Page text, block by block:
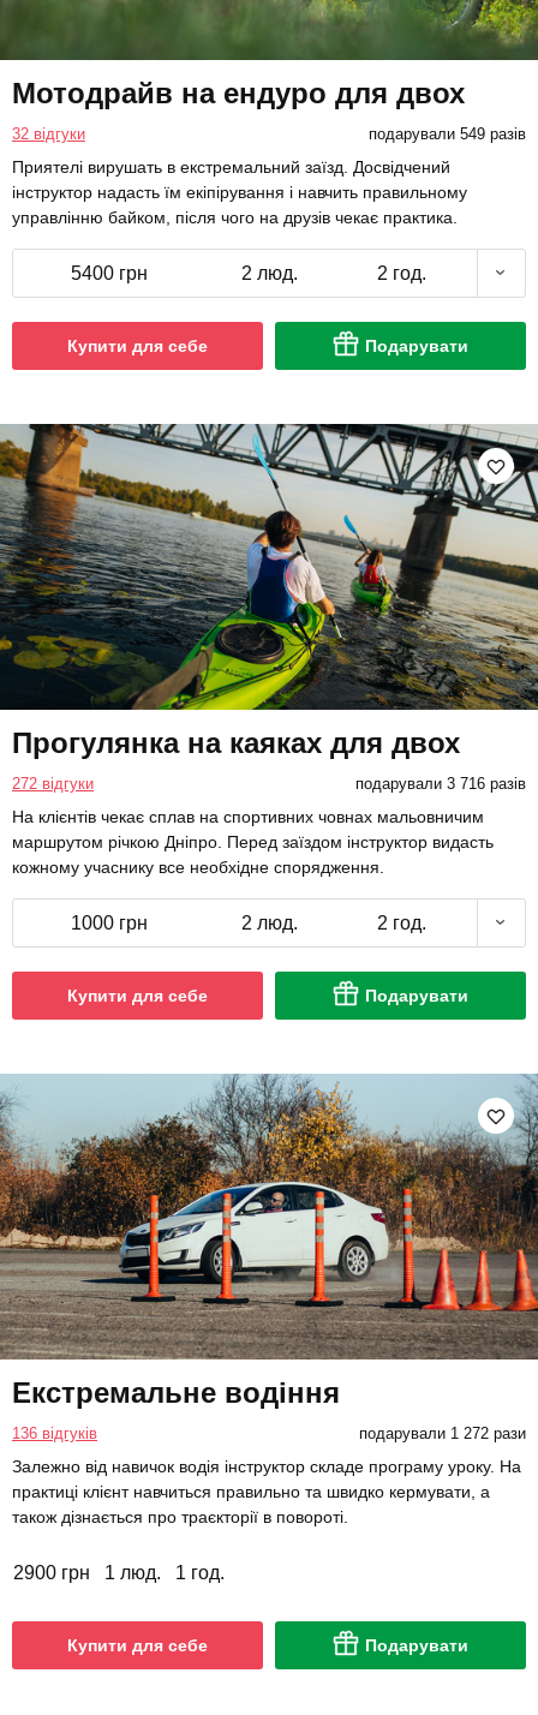
Мотодрайв на ендуро для двох
32 відгуки подарували 549 разів
Приятелі вирушать в екстремальний заїзд. Досвідчений
інструктор надасть їм екіпірування і навчить правильному
управлінню байком, після чого на друзів чекає практика.
5400 грн 2 люд. 2 год.
Купити для себе Подарувати
Прогулянка на каяках для двох
272 відгуки подарували 3 716 разів
На клієнтів чекає сплав на спортивних човнах мальовничим
маршрутом річкою Дніпро. Перед заїздом інструктор видасть
кожному учаснику все необхідне спорядження.
1000 грн 2 люд. 2 год.
Купити для себе Подарувати
Екстремальне водіння
136 відгуків подарували 1 272 рази
Залежно від навичок водія інструктор складе програму уроку. На
практиці клієнт навчиться правильно та швидко кермувати, а
також дізнається про траєкторії в повороті.
2900 грн 1 люд. 1 год.
Купити для себе Подарувати